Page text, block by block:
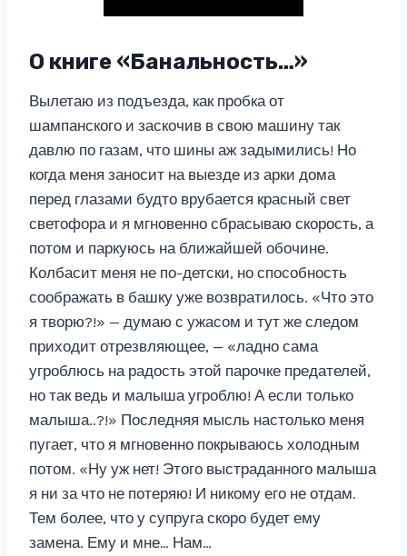
О книге «Банальность…»
Вылетаю из подъезда, как пробка от
шампанского и заскочив в свою машину так
давлю по газам, что шины аж задымились! Но
когда меня заносит на выезде из арки дома
перед глазами будто врубается красный свет
светофора и я мгновенно сбрасываю скорость, а
потом и паркуюсь на ближайшей обочине.
Колбасит меня не по-детски, но способность
соображать в башку уже возвратилось. «Что это
я творю?!» — думаю с ужасом и тут же следом
приходит отрезвляющее, — «ладно сама
угроблюсь на радость этой парочке предателей,
но так ведь и малыша угроблю! А если только
малыша..?!» Последняя мысль настолько меня
пугает, что я мгновенно покрываюсь холодным
потом. «Ну уж нет! Этого выстраданного малыша
я ни за что не потеряю! И никому его не отдам.
Тем более, что у супруга скоро будет ему
замена. Ему и мне… Нам…